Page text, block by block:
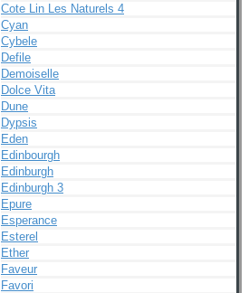
Cote Lin Les Naturels 4
Cyan
Cybele
Defile
Demoiselle
Dolce Vita
Dune
Dypsis
Eden
Edinbourgh
Edinburgh
Edinburgh 3
Epure
Esperance
Esterel
Ether
Faveur
Favori